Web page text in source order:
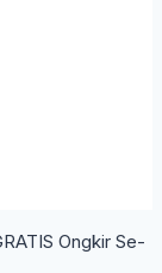
Ongkir Se-